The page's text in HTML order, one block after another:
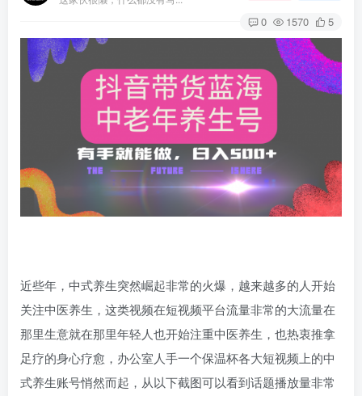
0 1570 5
近些年，中式养生突然崛起非常的火爆，越来越多的人开始
关注中医养生，这类视频在短视频平台流量非常的大流量在
那里生意就在那里年轻人也开始注重中医养生，也热衷推拿
足疗的身心疗愈，办公室人手一个保温杯各大短视频上的中
式养生账号悄然而起，从以下截图可以看到话题播放量非常